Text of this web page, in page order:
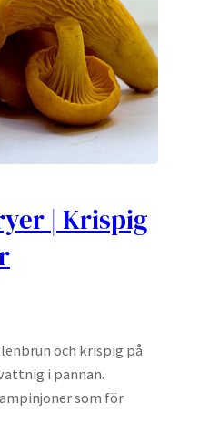
| Krispig
och krispig på
i pannan.
som för